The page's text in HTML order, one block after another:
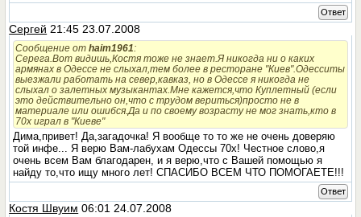
Ответ
Сергей 21:45 23.07.2008
Сообщение отhaim1961:
Серега.Вот видишь,Костя тоже не знает.Я никогда ни о каких
армянах в Одессе не слыхал,тем более в ресторане "Киев".Одесситы
выезжали работать на север,кавказ, но в Одессе я никогда не
слыхал о залетных музыкантах.Мне кажется,что Куплетный (если
это действительно он,что с трудом вериться)просто не в
материале или ошибся.Да и по своему возрасту не мог знать,кто в
70х играл в "Киеве"
Дима,привет! Да,загадочка! Я вообще то то же не очень доверяю
той инфе... Я верю Вам-лабухам Одессы 70х! Честное слово,я
очень всем Вам благодарен, и я верю,что с Вашей помощью я
найду то,что ищу много лет! СПАСИБО ВСЕМ ЧТО ПОМОГАЕТЕ!!!
Ответ
Костя Швуим 06:01 24.07.2008